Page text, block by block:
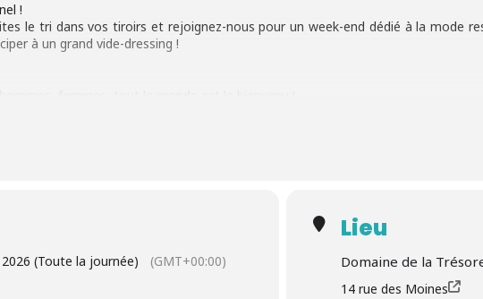
!
le tri dans vos tiroirs et rejoignez-nous pour un week-end dédié à la mode
à un grand vide-dressing !
donner une seconde vie à vos vêtements, chaussures, bijoux et
(Toute la journée) (GMT+00:00)
Lieu
Domaine de la
14 rue des Moines